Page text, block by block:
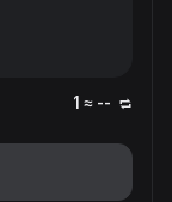
1 ≈ --